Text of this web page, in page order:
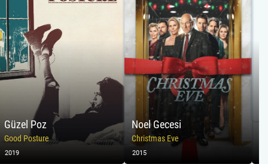
Güzel Poz
Good Posture
2019
Noel Gecesi
Christmas Eve
2015